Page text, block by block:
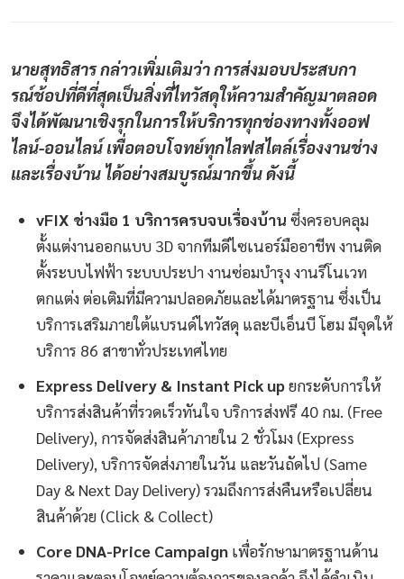
นายสุทธิสาร กล่าวเพิ่มเติมว่า การส่งมอบประสบกา
รณ์ช้อปที่ดีที่สุดเป็นสิ่งที่ไทวัสดุให้ความสำคัญมาตลอด
จึงได้พัฒนาเชิงรุกในการให้บริการทุกช่องทางทั้งออฟ
ไลน์-ออนไลน์ เพื่อตอบโจทย์ทุกไลฟสไตล์เรื่องงานช่าง
และเรื่องบ้าน ได้อย่างสมบูรณ์มากขึ้น ดังนี้
vFIX ช่างมือ 1 บริการครบจบเรื่องบ้าน ซึ่งครอบคลุม
ตั้งแต่งานออกแบบ 3D จากทีมดีไซเนอร์มืออาชีพ งานติด
ตั้งระบบไฟฟ้า ระบบประปา งานซ่อมบำรุง งานรีโนเวท
ตกแต่ง ต่อเติมที่มีความปลอดภัยและได้มาตรฐาน ซึ่งเป็น
บริการเสริมภายใต้แบรนด์ไทวัสดุ และบีเอ็นบี โฮม มีจุดให้
บริการ 86 สาขาทั่วประเทศไทย
Express Delivery & Instant Pick upยกระดับการให้
บริการส่งสินค้าที่รวดเร็วทันใจ บริการส่งฟรี 40 กม. (Free
Delivery), การจัดส่งสินค้าภายใน 2 ชั่วโมง (Express
Delivery), บริการจัดส่งภายในวัน และวันถัดไป (Same
Day & Next Day Delivery) รวมถึงการส่งคืนหรือเปลี่ยน
สินค้าด้วย (Click & Collect)
Core DNA-Price Campaign เพื่อรักษามาตรฐานด้าน